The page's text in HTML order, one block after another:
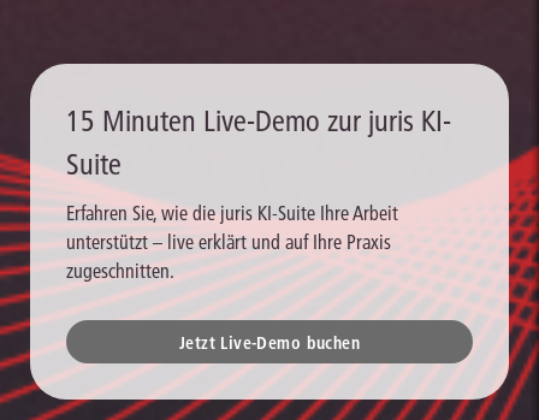
15 Minuten Live-Demo zur juris KI-
Suite
Erfahren Sie, wie die juris KI-Suite Ihre Arbeit
unterstützt – live erklärt und auf Ihre Praxis
zugeschnitten.
Jetzt Live-Demo buchen